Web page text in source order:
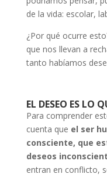
de la vida: escolar,
¿Por qué ocurre
que nos llevan a
tanto habíamos
EL DESEO ES LO
Para comprender
cuenta que el ser
consciente, que
deseos
entran en conflicto,